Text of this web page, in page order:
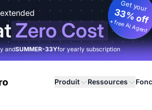
Zero Cost
Get your
33% off
+ free AI Agent
andSUMMER-33Yfor yearly subscription
Produit Ressources